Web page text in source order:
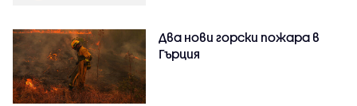
Два нови горски пожара в
Гърция